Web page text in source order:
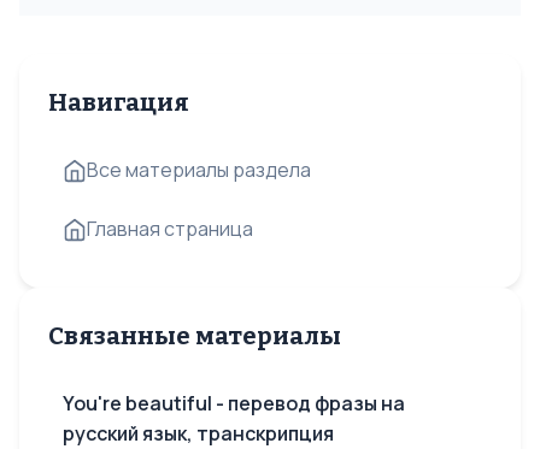
Навигация
Все материалы раздела
Главная страница
Связанные материалы
You're beautiful - перевод фразы на
русский язык, транскрипция